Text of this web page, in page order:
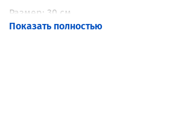
Размер: 30 см.
Показать полностью